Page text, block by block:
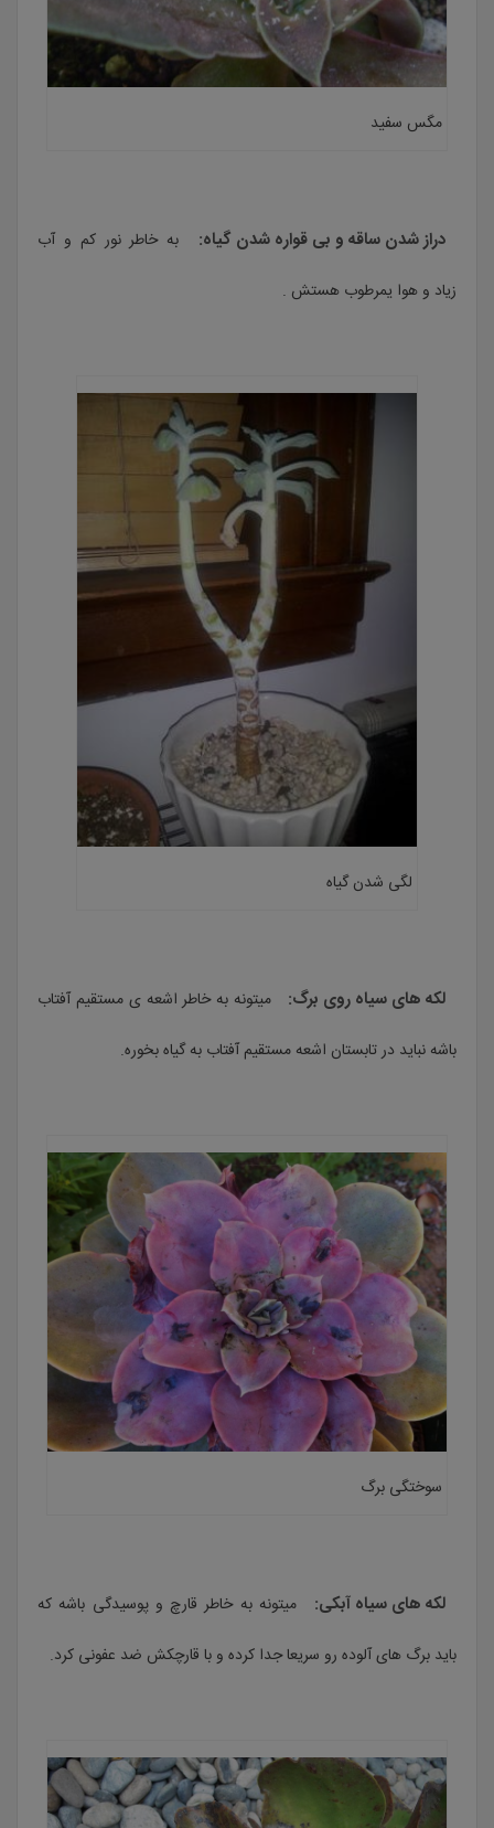
مگس سفید
دراز شدن ساقه و بی قواره شدن گیاه:
به خاطر نور کم و آب
زیاد و هوا یمرطوب هستش .
لگی شدن گیاه
لکه های سیاه روی برگ:
میتونه به خاطر اشعه ی مستقیم آفتاب
باشه نباید در تابستان اشعه مستقیم آفتاب به گیاه بخوره.
سوختگی برگ
لکه های سیاه آبکی:
میتونه به خاطر قارچ و پوسیدگی باشه که
باید برگ های آلوده رو سریعا جدا کرده و با قارچکش ضد عفونی کرد.